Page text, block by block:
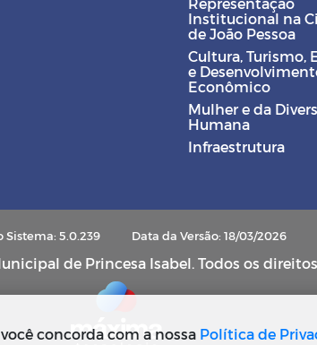
Institucional na
de João Pessoa
Cultura, Turismo,
e
Econômico
Mulher e da
Humana
Infraestrutura
Sistema: 5.0.239 Data da Versão: 18/03/2026
de Princesa Isabel. Todos os
concorda com a nossa Política de